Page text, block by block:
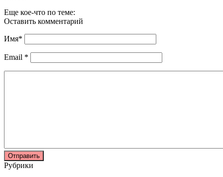
Еще кое-что по теме:
Оставить комментарий
Имя*
Email *
Рубрики